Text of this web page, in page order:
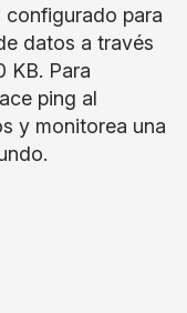
configurado para
datos a través
KB. Para
ping al
y monitorea una